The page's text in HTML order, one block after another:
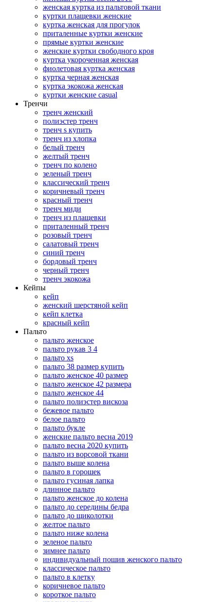
женская куртка из пальтовой ткани
куртки плащевки женские
куртка женская для прогулок
приталенные куртки женские
прямые куртки женские
женские куртки свободного кроя
куртка укороченная женская
фиолетовая куртка женская
куртка черная женская
куртка экокожа женская
куртки женские casual
Тренчи
тренч женский
полиэстер тренч
тренч s купить
тренч из хлопка
белый тренч
желтый тренч
тренч по колено
зеленый тренч
классический тренч
коричневый тренч
красный тренч
тренч миди
тренч из плащевки
приталенный тренч
розовый тренч
салатовый тренч
синий тренч
бордовый тренч
черный тренч
тренч экокожа
Кейпы
кейп
женский шерстяной кейп
кейп клетка
красный кейп
Пальто
пальто женское
пальто рукав 3 4
пальто xs
пальто 38 размер купить
пальто женское 40 размер
пальто женское 42 размера
пальто женское 44
пальто полиэстер вискоза
бежевое пальто
белое пальто
пальто букле
женские пальто весна 2019
пальто весна 2020 купить
пальто из ворсовой ткани
пальто выше колена
пальто в горошек
пальто гусиная лапка
длинное пальто
пальто женское до колена
пальто до середины бедра
пальто до щиколотки
желтое пальто
пальто ниже колена
зеленое пальто
зимнее пальто
индивидуальный пошив женского пальто
классическое пальто
пальто в клетку
коричневое пальто
короткое пальто